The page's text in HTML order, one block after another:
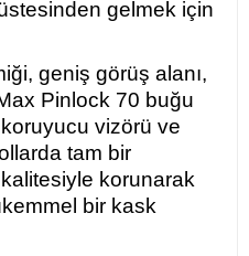
gelmek için
geniş görüş alanı,
Pinlock 70 buğu
vizörü ve
tam bir
korunarak
bir kask